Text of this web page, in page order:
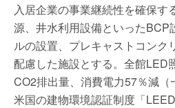
入居企業の事業継続性を確保す
源、井水利用設備といったBCP
ルの設置、プレキャストコンク
配慮した施設とする。全館LED
CO2排出量、消費電力57％減（
米国の建物環境認証制度「